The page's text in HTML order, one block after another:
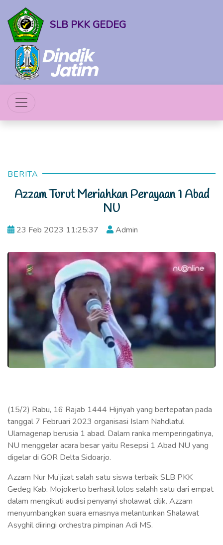
SLB PKK GEDEG
BERITA
Azzam Turut Meriahkan Perayaan 1 Abad
NU
23 Feb 2023 11:25:37 Admin
(15/2) Rabu, 16 Rajab 1444 Hijriyah yang bertepatan pada
tanggal 7 Februari 2023 organisasi Islam Nahdlatul
Ulamagenap berusia 1 abad. Dalam ranka memperingatinya,
NU menggelar acara besar yaitu Resepsi 1 Abad NU yang
digelar di GOR Delta Sidoarjo.
Azzam Nur Mu’jizat salah satu siswa terbaik SLB PKK
Gedeg Kab. Mojokerto berhasil lolos salahh satu dari empat
dalam mengikuti audisi penyanyi sholawat cilik. Azzam
menyumbangkan suara emasnya melantunkan Shalawat
Asyghil diiringi orchestra pimpinan Adi MS.